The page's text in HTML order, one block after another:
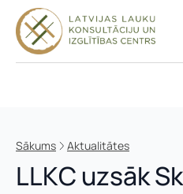
Sākums Aktualitātes
LLKC uzsāk